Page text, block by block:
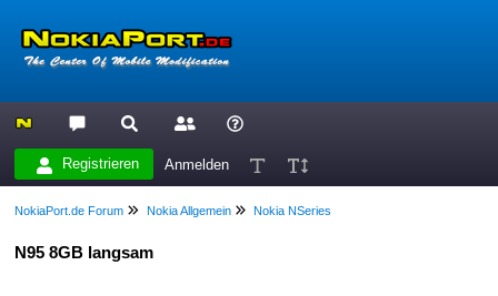
Registrieren Anmelden
NokiaPort.de Forum Nokia Allgemein Nokia NSeries
N95 8GB langsam